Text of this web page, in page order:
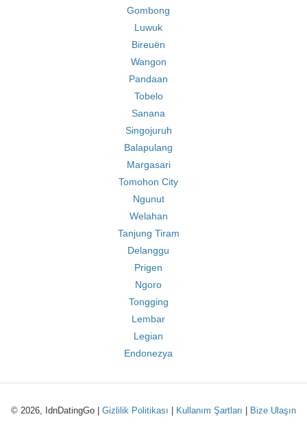
Gombong
Luwuk
Bireuën
Wangon
Pandaan
Tobelo
Sanana
Singojuruh
Balapulang
Margasari
Tomohon City
Ngunut
Welahan
Tanjung Tiram
Delanggu
Prigen
Ngoro
Tongging
Lembar
Legian
Endonezya
© 2026, IdnDatingGo | Gizlilik Politikası Kullanım Şartları Bize Ulaşın